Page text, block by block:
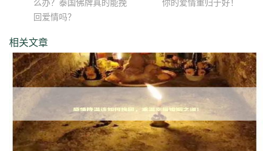
么办？泰国佛牌真的能挽
回爱情吗？
你的爱情重归于好！
相关文章